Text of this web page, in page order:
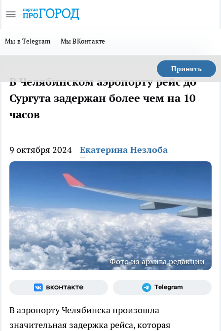
Мы в Telegram Мы ВКонтакте
Принять
В Челябинском аэропорту рейс до
Сургута задержан более чем на 10
часов
9 октября 2024 Екатерина Незлоба
Фото из архива редакции
В аэропорту Челябинска произошла
значительная задержка рейса, которая